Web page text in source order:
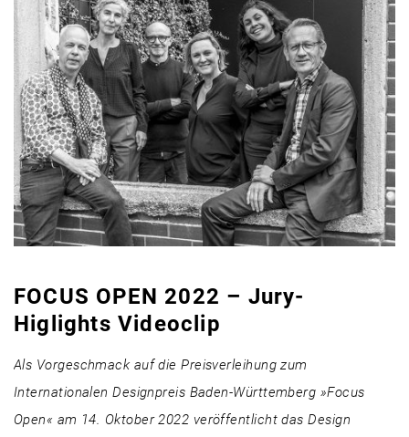
FOCUS OPEN 2022 – Jury-
Higlights Videoclip
Als Vorgeschmack auf die Preisverleihung zum
Internationalen Designpreis Baden-Württemberg »Focus
Open« am 14. Oktober 2022 veröffentlicht das Design